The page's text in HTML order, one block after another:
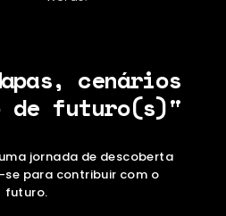
cenários
de futuro(s)"
jornada de descoberta
se para contribuir com o
futuro.